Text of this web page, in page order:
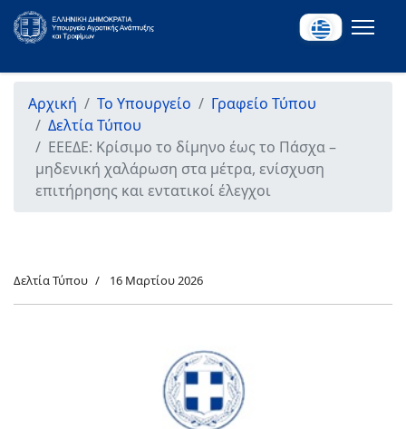
Αρχική Το Υπουργείο
Γραφείο Τύπου
Δελτία Τύπου
ΕΕΕΔΕ: Κρίσιμο το δίμηνο έως το Πάσχα –
μηδενική χαλάρωση στα μέτρα, ενίσχυση
επιτήρησης και εντατικοί έλεγχοι
Δελτία Τύπου 16 Μαρτίου 2026